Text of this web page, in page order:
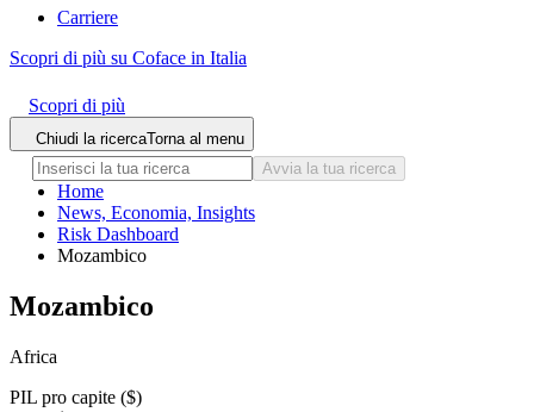
Carriere
Scopri di più su Coface in Italia
Scopri di più
Chiudi la ricercaTorna al menu
Avvia la tua ricerca
Home
News, Economia, Insights
Risk Dashboard
Mozambico
Mozambico
Africa
PIL pro capite ($)